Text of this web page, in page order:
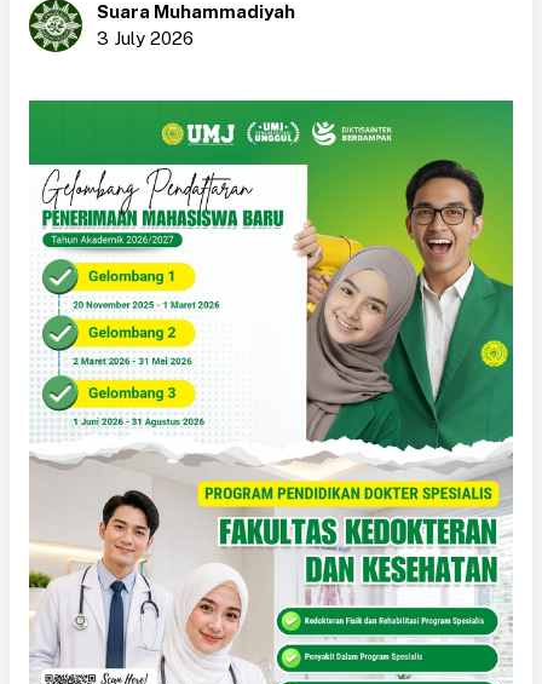
Suara Muhammadiyah
3 July 2026